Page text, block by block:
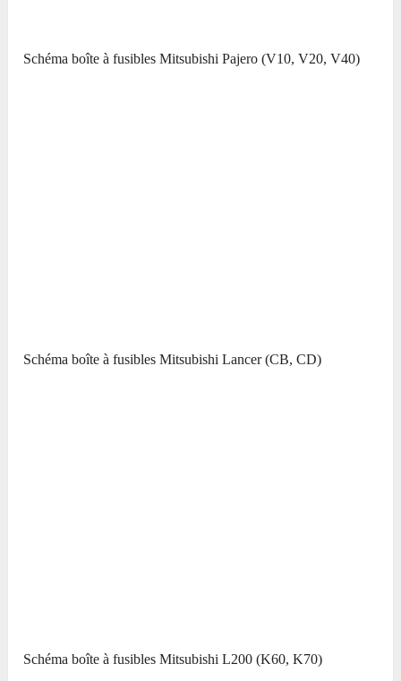
Schéma boîte à fusibles Mitsubishi Pajero (V10, V20, V40)
Schéma boîte à fusibles Mitsubishi Lancer (CB, CD)
Schéma boîte à fusibles Mitsubishi L200 (K60, K70)